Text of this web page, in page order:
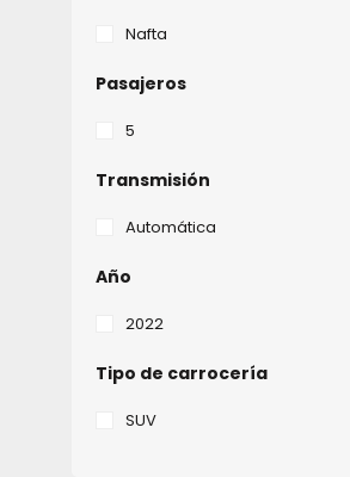
Nafta
Pasajeros
5
Transmisión
Automática
Año
2022
Tipo de carrocería
SUV